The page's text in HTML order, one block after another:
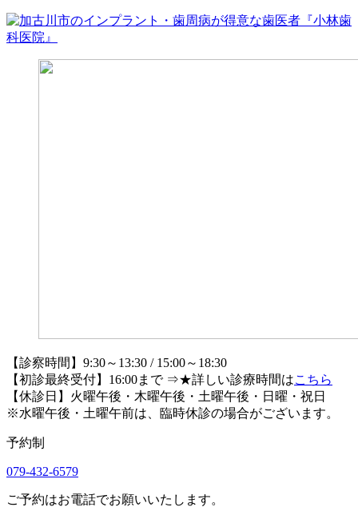
【診察時間】9:30～13:30 / 15:00～18:30
【初診最終受付】16:00まで⇒★詳しい診療時間はこちら
【休診日】火曜午後・木曜午後・土曜午後・日曜・祝日
※水曜午後・土曜午前は、臨時休診の場合がございます。
予約制
079-432-6579
ご予約はお電話でお願いいたします。